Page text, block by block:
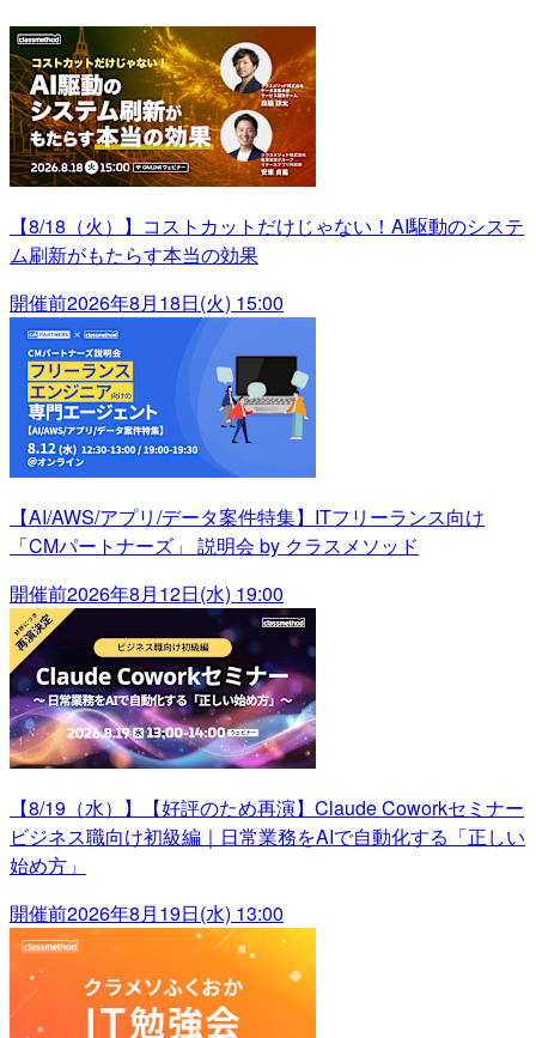
【8/18（火）】コストカットだけじゃない！AI駆動のシステ
ム刷新がもたらす本当の効果
開催前2026年8月18日(火) 15:00
【AI/AWS/アプリ/データ案件特集】ITフリーランス向け
「CMパートナーズ」 説明会 by クラスメソッド
開催前2026年8月12日(水) 19:00
【8/19（水）】【好評のため再演】Claude Coworkセミナー
ビジネス職向け初級編｜日常業務をAIで自動化する「正しい
始め方」
開催前2026年8月19日(水) 13:00